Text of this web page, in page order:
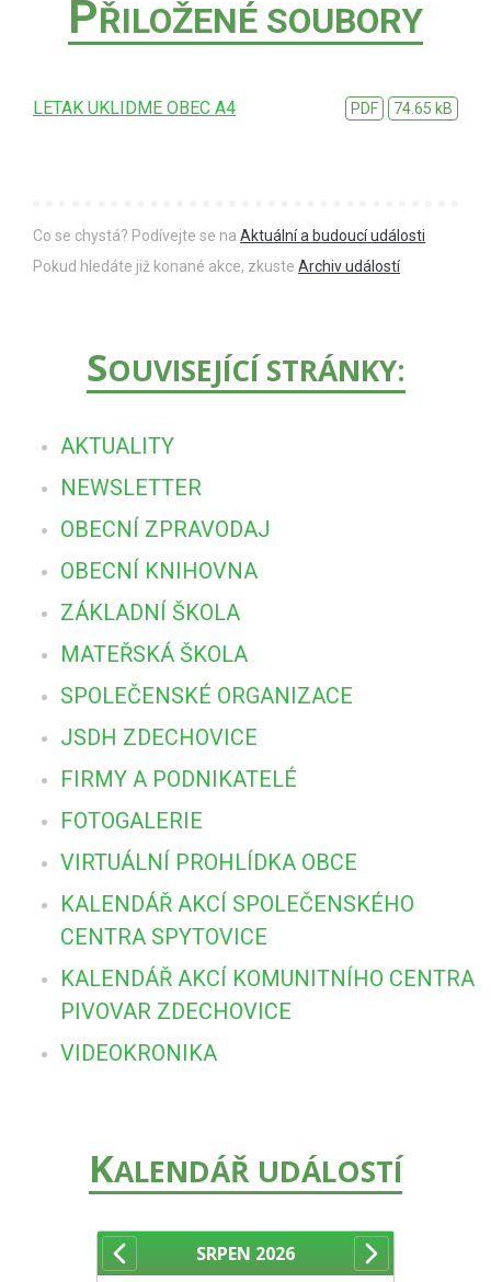
PŘILOŽENÉ SOUBORY
LETAK UKLIDME OBEC A4 PDF 74.65 kB
Co se chystá? Podívejte se na Aktuální a budoucí události
Pokud hledáte již konané akce, zkuste Archiv událostí
SOUVISEJÍCÍ STRÁNKY:
AKTUALITY
NEWSLETTER
OBECNÍ ZPRAVODAJ
OBECNÍ KNIHOVNA
ZÁKLADNÍ ŠKOLA
MATEŘSKÁ ŠKOLA
SPOLEČENSKÉ ORGANIZACE
JSDH ZDECHOVICE
FIRMY A PODNIKATELÉ
FOTOGALERIE
VIRTUÁLNÍ PROHLÍDKA OBCE
KALENDÁŘ AKCÍ SPOLEČENSKÉHO
CENTRA SPYTOVICE
KALENDÁŘ AKCÍ KOMUNITNÍHO CENTRA
PIVOVAR ZDECHOVICE
VIDEOKRONIKA
KALENDÁŘ UDÁLOSTÍ
SRPEN 2026